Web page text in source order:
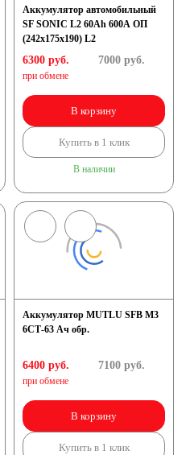
Аккумулятор автомобильный
SF SONIC L2 60Ah 600A ОП
(242х175х190) L2
6300 руб.
при обмене
7000руб.
В корзину
Купить в 1 клик
В наличии
Аккумулятор MUTLU SFB M3
6СТ-63 Ач обр.
6400 руб.
при обмене
7100руб.
В корзину
Купить в 1 клик